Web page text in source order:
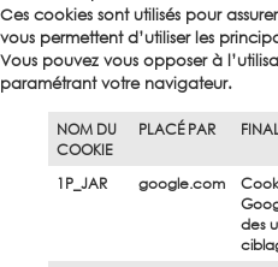
Ces cookies sont utilisés pour
vous permettent d’utiliser les
Vous pouvez vous opposer à
paramétrant votre navigateur.
NOM DU
COOKIE
PLACÉ PAR
1P_JAR google.com
des